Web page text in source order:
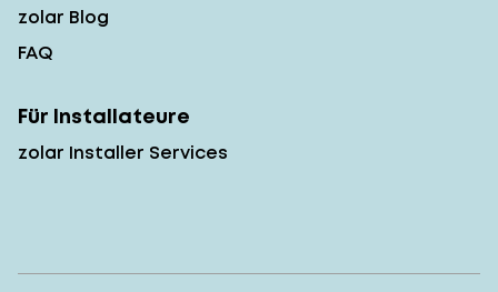
zolar Blog
FAQ
Für Installateure
zolar Installer Services